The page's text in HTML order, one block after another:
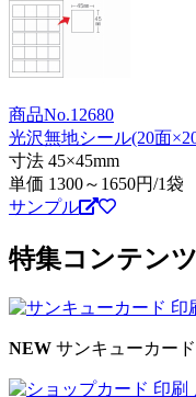
商品No.12680
光沢無地シール(20面
寸法 45×45mm
単価 1300～1650円/1袋
サンプル
特集コンテンツ
NEW サンキューカー